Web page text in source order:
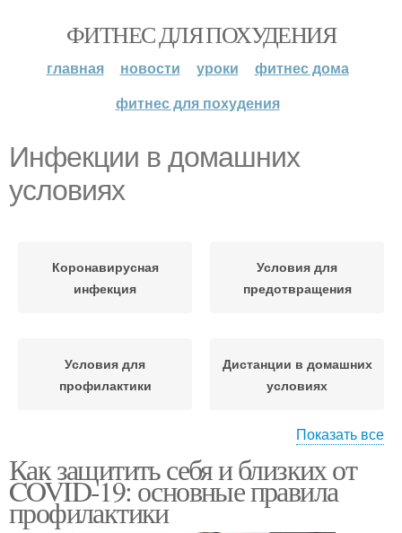
ФИТНЕС ДЛЯ ПОХУДЕНИЯ
главная новости уроки
фитнес дома
фитнес для похудения
Инфекции в домашних
условиях
Коронавирусная
инфекция
Условия для
предотвращения
Условия для
профилактики
Дистанции в домашних
условиях
одеждой
Показать все
Как защитить себя и близких от
COVID-19: основные правила
профилактики